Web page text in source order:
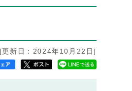
[更新日：2024年10月22日]